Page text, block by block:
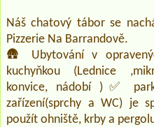
Náš chatový tábor se
Pizzerie Na Barrandově.
🛖 Ubytování v
kuchyňkou (Lednice
konvice, nádobí )✅
zařízení(sprchy a WC) je
použít ohniště, krby a